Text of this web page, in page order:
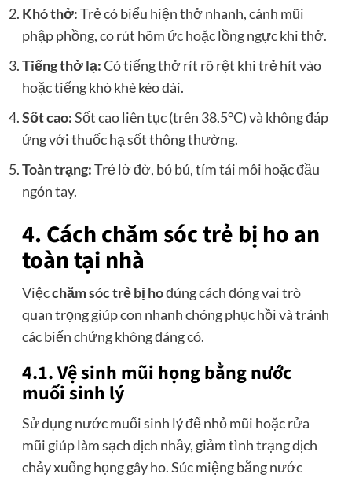
Khó thở:Trẻ có biểu hiện thở nhanh, cánh mũi
phập phồng, co rút hõm ức hoặc lồng ngực khi thở.
Tiếng thở lạ:Có tiếng thở rít rõ rệt khi trẻ hít vào
hoặc tiếng khò khè kéo dài.
Sốt cao:Sốt cao liên tục (trên 38.5°C) và không đáp
ứng với thuốc hạ sốt thông thường.
Toàn trạng:Trẻ lờ đờ, bỏ bú, tím tái môi hoặc đầu
ngón tay.
4. Cách chăm sóc trẻ bị ho an
toàn tại nhà
Việcchăm sóc trẻ bị hođúng cách đóng vai trò
quan trọng giúp con nhanh chóng phục hồi và tránh
các biến chứng không đáng có.
4.1. Vệ sinh mũi họng bằng nước
muối sinh lý
Sử dụng nước muối sinh lý để nhỏ mũi hoặc rửa
mũi giúp làm sạch dịch nhầy, giảm tình trạng dịch
chảy xuống họng gây ho. Súc miệng bằng nước